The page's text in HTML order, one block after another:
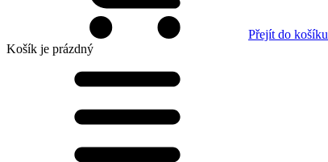
Přejít do košíku
Košík je prázdný